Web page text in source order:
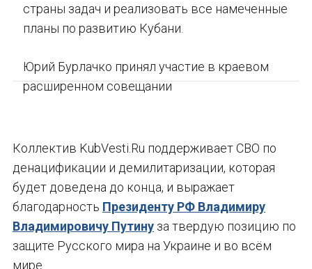
страны задач и реализовать все намеченные
планы по развитию Кубани.
Юрий Бурлачко принял участие в краевом
расширенном совещании
Коллектив KubVesti.Ru поддерживает СВО по
денацификации и демилитаризации, которая
будет доведена до конца, и выражает
благодарность Президенту РФ Владимиру
Владимировичу Путину за твердую позицию по
защите Русского мира на Украине и во всём
мире.